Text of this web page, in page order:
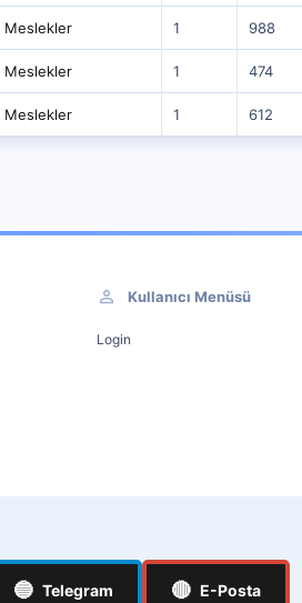
Meslekler 1 988
Meslekler 1 474
Meslekler 1 612
Kullanıcı Menüsü
Login
🔵 Telegram 🔴 E-Posta